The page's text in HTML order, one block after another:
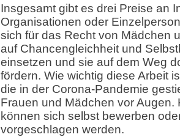
Insgesamt gibt es drei Preise an
Organisationen oder
sich für das Recht von Mädchen
auf Chancengleichheit und
einsetzen und sie auf dem Weg
fördern. Wie wichtig diese Arbeit
die in der Corona-Pandemie
Frauen und Mädchen vor Augen.
können sich selbst bewerben
vorgeschlagen werden.